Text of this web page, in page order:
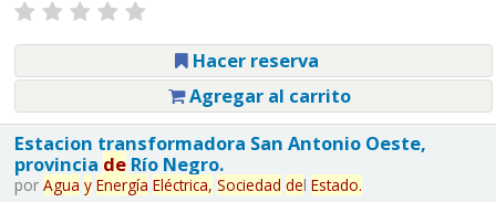
Hacer reserva
Agregar al carrito
Estacion transformadora San Antonio Oeste,
provincia deRío Negro.
por Agua y Energía Eléctrica, Sociedad del Estado.